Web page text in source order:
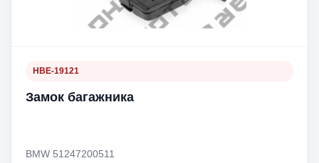
HBE-19121
Замок багажника
BMW 51247200511